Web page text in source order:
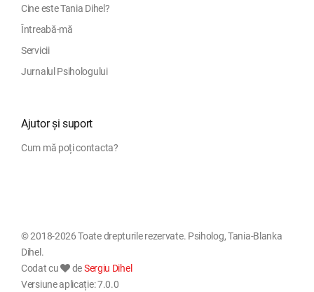
Cine este Tania Dihel?
Întreabă-mă
Servicii
Jurnalul Psihologului
Ajutor și suport
Cum mă poți contacta?
© 2018-2026 Toate drepturile rezervate. Psiholog, Tania-Blanka
Dihel.
Codat cu
deSergiu Dihel
Versiune aplicație: 7.0.0